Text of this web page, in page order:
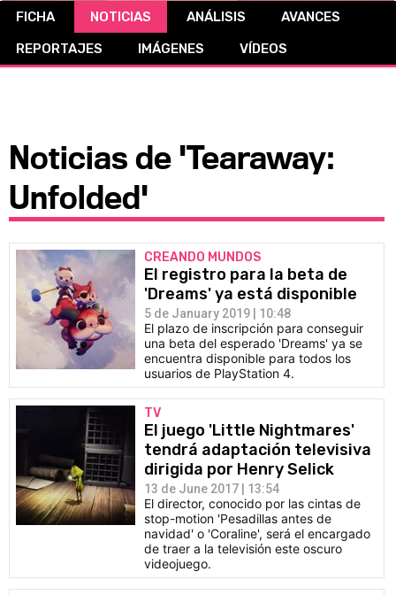
CÓMICS
MANGA
FICHA NOTICIAS ANÁLISIS
AVANCES
REPORTAJES
IMÁGENES VÍDEOS
Noticias de 'Tearaway:
Unfolded'
CREANDO MUNDOS
El registro para la beta de
'Dreams' ya está disponible
5 de January 2019 | 10:48
El plazo de inscripción para conseguir
una beta del esperado 'Dreams' ya se
encuentra disponible para todos los
usuarios de PlayStation 4.
TV
El juego 'Little Nightmares'
tendrá adaptación televisiva
dirigida por Henry Selick
13 de June 2017 | 13:54
El director, conocido por las cintas de
stop-motion 'Pesadillas antes de
navidad' o 'Coraline', será el encargado
de traer a la televisión este oscuro
videojuego.